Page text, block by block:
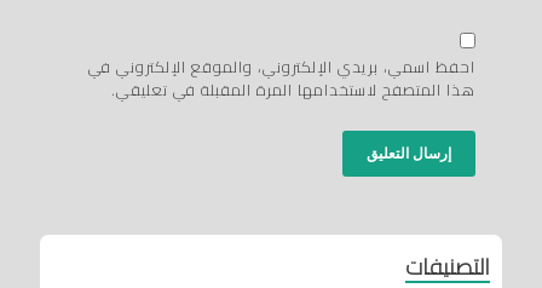
احفظ اسمي، بريدي الإلكتروني، والموقع الإلكتروني في
هذا المتصفح لاستخدامها المرة المقبلة في تعليقي.
التصنيفات